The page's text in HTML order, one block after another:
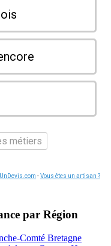
métiers
-Vous êtes un artisan ?
par Région
Comté Bretagne